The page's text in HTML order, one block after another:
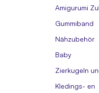
Amigurumi
Gummiband
Nähzubehör
Baby
Zierkugeln
Kledings- en